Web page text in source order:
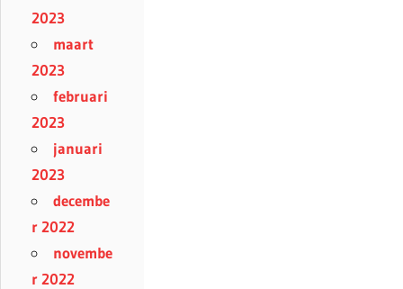
2023
maart
2023
februari
2023
januari
2023
decembe
r 2022
novembe
r 2022